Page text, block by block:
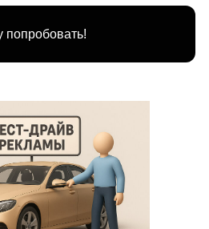
попробовать!